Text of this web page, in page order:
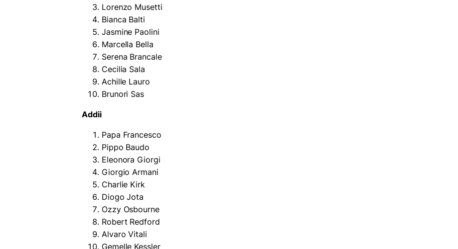
Lorenzo Musetti
Bianca Balti
Jasmine Paolini
Marcella Bella
Serena Brancale
Cecilia Sala
Achille Lauro
Brunori Sas
Addii
Papa Francesco
Pippo Baudo
Eleonora Giorgi
Giorgio Armani
Charlie Kirk
Diogo Jota
Ozzy Osbourne
Robert Redford
Alvaro Vitali
Gemelle Kessler